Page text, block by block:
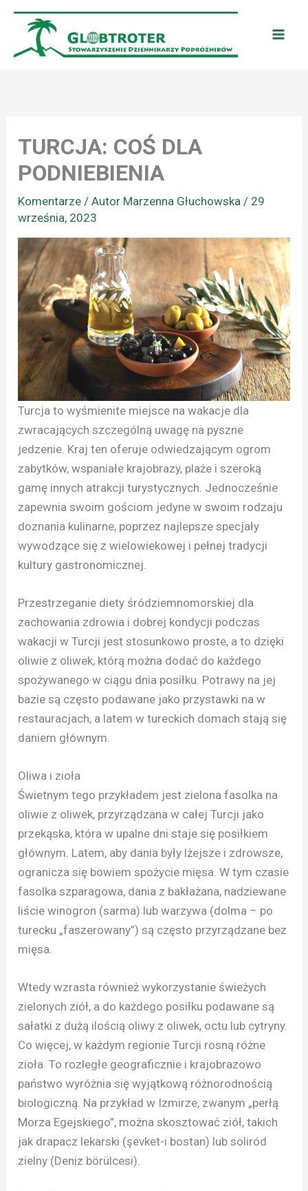
Przejdź
treści
TURCJA: COŚ DLA
PODNIEBIENIA
Komentarze / Autor Marzenna Głuchowska/ 29
września, 2023
Turcja to wyśmienite miejsce na wakacje dla
zwracających szczególną uwagę na pyszne
jedzenie. Kraj ten oferuje odwiedzającym ogrom
zabytków, wspaniałe krajobrazy, plaże i szeroką
gamę innych atrakcji turystycznych. Jednocześnie
zapewnia swoim gościom jedyne w swoim rodzaju
doznania kulinarne, poprzez najlepsze specjały
wywodzące się z wielowiekowej i pełnej tradycji
kultury gastronomicznej.
Przestrzeganie diety śródziemnomorskiej dla
zachowania zdrowia i dobrej kondycji podczas
wakacji w Turcji jest stosunkowo proste, a to dzięki
oliwie z oliwek, którą można dodać do każdego
spożywanego w ciągu dnia posiłku. Potrawy na jej
bazie są często podawane jako przystawki na w
restauracjach, a latem w tureckich domach stają się
daniem głównym.
Oliwa i zioła
Świetnym tego przykładem jest zielona fasolka na
oliwie z oliwek, przyrządzana w całej Turcji jako
przekąska, która w upalne dni staje się posiłkiem
głównym. Latem, aby dania były lżejsze i zdrowsze,
ogranicza się bowiem spożycie mięsa. W tym czasie
fasolka szparagowa, dania z bakłażana, nadziewane
liście winogron (sarma) lub warzywa (dolma – po
turecku „faszerowany”) są często przyrządzane bez
mięsa.
Wtedy wzrasta również wykorzystanie świeżych
zielonych ziół, a do każdego posiłku podawane są
sałatki z dużą ilością oliwy z oliwek, octu lub cytryny.
Co więcej, w każdym regionie Turcji rosną różne
zioła. To rozległe geograficznie i krajobrazowo
państwo wyróżnia się wyjątkową różnorodnością
biologiczną. Na przykład w Izmirze, zwanym „perłą
Morza Egejskiego”, można skosztować ziół, takich
jak drapacz lekarski (şevket-i bostan) lub soliród
zielny (Deniz börülcesi).